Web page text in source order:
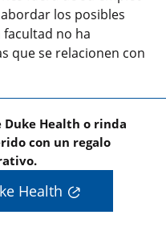
los posibles
no ha
que se relacionen con
Health o rinda
con un regalo
Health